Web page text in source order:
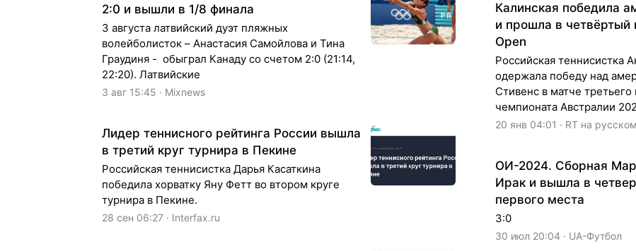
2:0 и вышли в 1/8 финала
3 августа латвийский дуэт пляжных
волейболисток – Анастасия Самойлова и Тина
Граудиня - обыграл Канаду со счетом 2:0 (21:14,
22:20). Латвийские
3 авг 15:45 · Mixnews
Калинская победила
и прошла в четвёртый
Open
Российская теннисистка
одержала победу над
Стивенс в матче третьего
чемпионата Австралии
20 янв 04:01 · RT на русском
Лидер теннисного рейтинга России вышла
в третий круг турнира в Пекине
Российская теннисистка Дарья Касаткина
победила хорватку Яну Фетт во втором круге
турнира в Пекине.
28 сен 06:27 · Interfax.ru
ОИ-2024. Сборная
Ирак и вышла в
первого места
3:0
30 июл 20:04 · UA-Футбол